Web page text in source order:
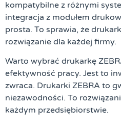
kompatybilne z różnymi
integracja z modułem
prosta. To sprawia, że
rozwiązanie dla każdej firmy.
Warto wybrać drukarkę
efektywność pracy. Jest to
zwraca. Drukarki ZEBRA to
niezawodności. To
każdym przedsiębiorstwie.